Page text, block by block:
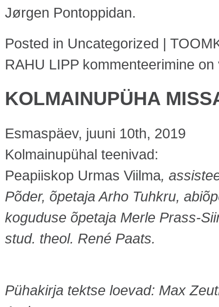
Jørgen Pontoppidan.
Posted in Uncategorized |
RAHU LIPP kommenteerimine on
KOLMAINUPÜHA
Esmaspäev, juuni 10th, 2019
Kolmainupühal teenivad:
Peapiiskop Urmas Viilma,
Põder, õpetaja Arho Tuhkru,
koguduse õpetaja Merle Prass-
stud. theol. René Paats.
Pühakirja tektse loevad: Max